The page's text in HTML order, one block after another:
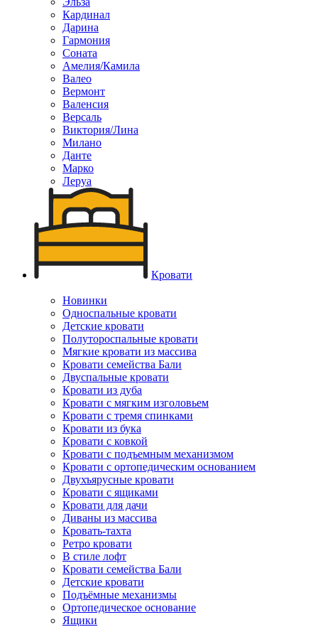
Кардинал
Дарина
Гармония
Соната
Амелия/Камила
Валео
Вермонт
Валенсия
Версаль
Виктория/Лина
Милано
Данте
Марко
Леруа
Кровати
Новинки
Односпальные кровати
Детские кровати
Полутороспальные кровати
Мягкие кровати из массива
Кровати семейства Бали
Двуспальные кровати
Кровати из дуба
Кровати с мягким изголовьем
Кровати с тремя спинками
Кровати из бука
Кровати с ковкой
Кровати с подъемным механизмом
Кровати с ортопедическим основанием
Двухъярусные кровати
Кровати с ящиками
Кровати для дачи
Диваны из массива
Кровать-тахта
Ретро кровати
В стиле лофт
Кровати семейства Бали
Детские кровати
Подъёмные механизмы
Ортопедическое основание
Ящики